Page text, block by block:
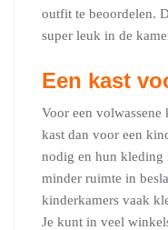
outfit te beoordelen.
super leuk in de
Een kast
Voor een
kast dan voor een
nodig en hun kleding
minder ruimte in
kinderkamers vaak
Je kunt in veel